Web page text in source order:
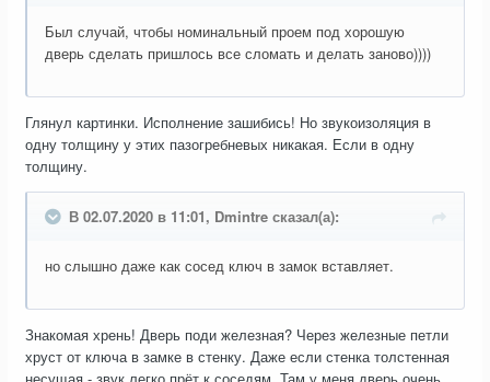
Был случай, чтобы номинальный проем под хорошую
дверь сделать пришлось все сломать и делать заново))))
Глянул картинки. Исполнение зашибись! Но звукоизоляция в
одну толщину у этих пазогребневых никакая. Если в одну
толщину.
В 02.07.2020 в 11:01, Dmintre сказал(а):
но слышно даже как сосед ключ в замок вставляет.
Знакомая хрень! Дверь поди железная? Через железные петли
хруст от ключа в замке в стенку. Даже если стенка толстенная